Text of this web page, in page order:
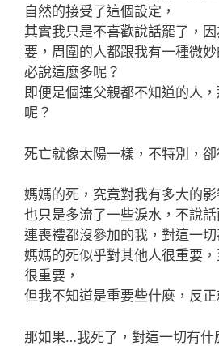
自然的接受了這個設定，
其實我只是不喜歡說話罷了，
要，周圍的人都跟我有一種微
必說這麼多呢？
即便是個連父親都不知道的人
呢？
死亡就像太陽一樣，不特別，卻
媽媽的死，究竟對我有多大的影
也只是多流了一些淚水，不說話
連喪禮都沒參加的我，對這一
媽媽的死似乎對其他人很重要
很重要，
但我不知道是重要些什麼，反正
那如果…我死了，對這一切有什